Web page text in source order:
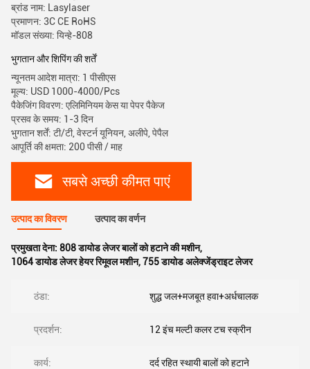
ब्रांड नाम: Lasylaser
प्रमाणन: 3C CE RoHS
मॉडल संख्या: यिन्हे-808
भुगतान और शिपिंग की शर्तें
न्यूनतम आदेश मात्रा: 1 पीसीएस
मूल्य: USD 1000-4000/Pcs
पैकेजिंग विवरण: एलिमिनियम केस या पेपर पैकेज
प्रसव के समय: 1-3 दिन
भुगतान शर्तें: टी/टी, वेस्टर्न यूनियन, अलीपे, पेपैल
आपूर्ति की क्षमता: 200 पीसी / माह
सबसे अच्छी कीमत पाएं
उत्पाद का विवरण उत्पाद का वर्णन
प्रमुखता देना: 808 डायोड लेजर बालों को हटाने की मशीन,
1064 डायोड लेजर हेयर रिमूवल मशीन,755 डायोड अलेक्जेंड्राइट लेजर
ठंडा: शुद्ध जल+मजबूत हवा+अर्धचालक
प्रदर्शन: 12 इंच मल्टी कलर टच स्क्रीन
कार्य: दर्द रहित स्थायी बालों को हटाने